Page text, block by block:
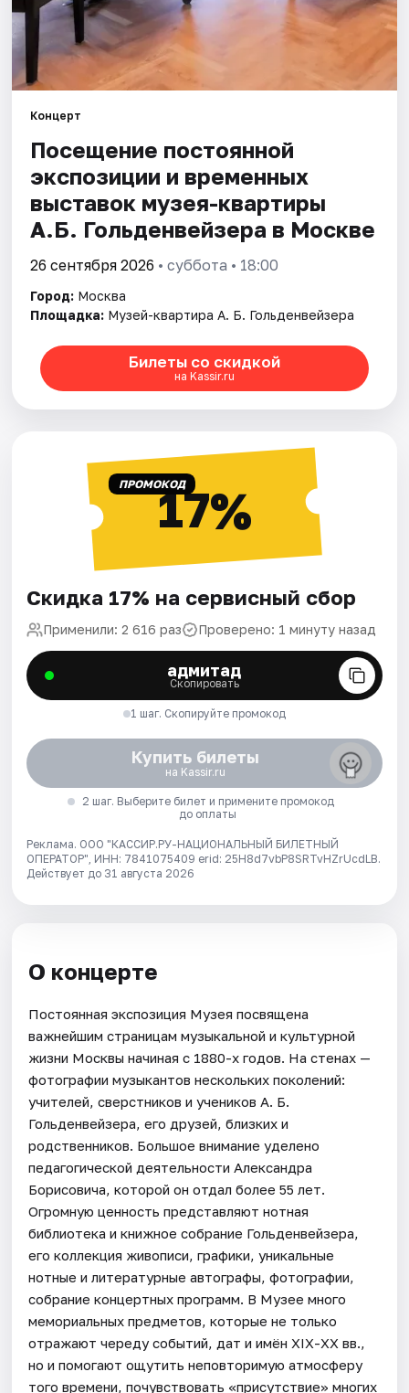
Концерт
Посещение постоянной
экспозиции и временных
выставок музея-квартиры
А.Б. Гольденвейзера в Москве
26 сентября 2026 • суббота • 18:00
Город: Москва
Площадка: Музей-квартира А. Б. Гольденвейзера
Билеты со скидкой
на Kassir.ru
ПРОМОКОД17%
Скидка 17% на сервисный сбор
Применили: 2 616 раз Проверено: 1 минуту назад
адмитад
Скопировать
1 шаг. Скопируйте промокод
Купить билеты
на Kassir.ru
2 шаг. Выберите билет и примените промокод
до оплаты
Реклама. ООО "КАССИР.РУ-НАЦИОНАЛЬНЫЙ БИЛЕТНЫЙ
ОПЕРАТОР", ИНН: 7841075409 erid: 25H8d7vbP8SRTvHZrUcdLB.
Действует до 31 августа 2026
О концерте
Постоянная экспозиция Музея посвящена
важнейшим страницам музыкальной и культурной
жизни Москвы начиная с 1880-х годов. На стенах —
фотографии музыкантов нескольких поколений:
учителей, сверстников и учеников А. Б.
Гольденвейзера, его друзей, близких и
родственников. Большое внимание уделено
педагогической деятельности Александра
Борисовича, которой он отдал более 55 лет.
Огромную ценность представляют нотная
библиотека и книжное собрание Гольденвейзера,
его коллекция живописи, графики, уникальные
нотные и литературные автографы, фотографии,
собрание концертных программ. В Музее много
мемориальных предметов, которые не только
отражают череду событий, дат и имён ХIX-ХХ вв.,
но и помогают ощутить неповторимую атмосферу
того времени, почувствовать «присутствие» многих